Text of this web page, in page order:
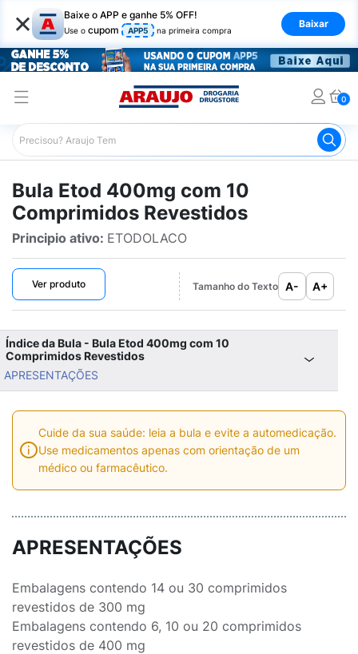
× Baixe o APP e ganhe 5% OFF!
Use o cupom APP5 na primeira compra
Baixar
0
Araujo Bulário Araujo Etod 400mg com 10
Bula Etod 400mg com 10
Comprimidos Revestidos
Principio ativo: ETODOLACO
Ver produto Tamanho do Texto A- A+
Índice da Bula - Bula Etod 400mg com 10
Comprimidos Revestidos
APRESENTAÇÕES
Cuide da sua saúde: leia a bula e evite a automedicação.
Use medicamentos apenas com orientação de um
médico ou farmacêutico.
APRESENTAÇÕES
Embalagens contendo 14 ou 30 comprimidos
revestidos de 300 mg
Embalagens contendo 6, 10 ou 20 comprimidos
revestidos de 400 mg